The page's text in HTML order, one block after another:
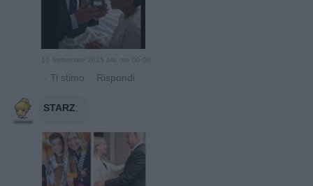
· Ti stimo · Rispondi
STARZ: